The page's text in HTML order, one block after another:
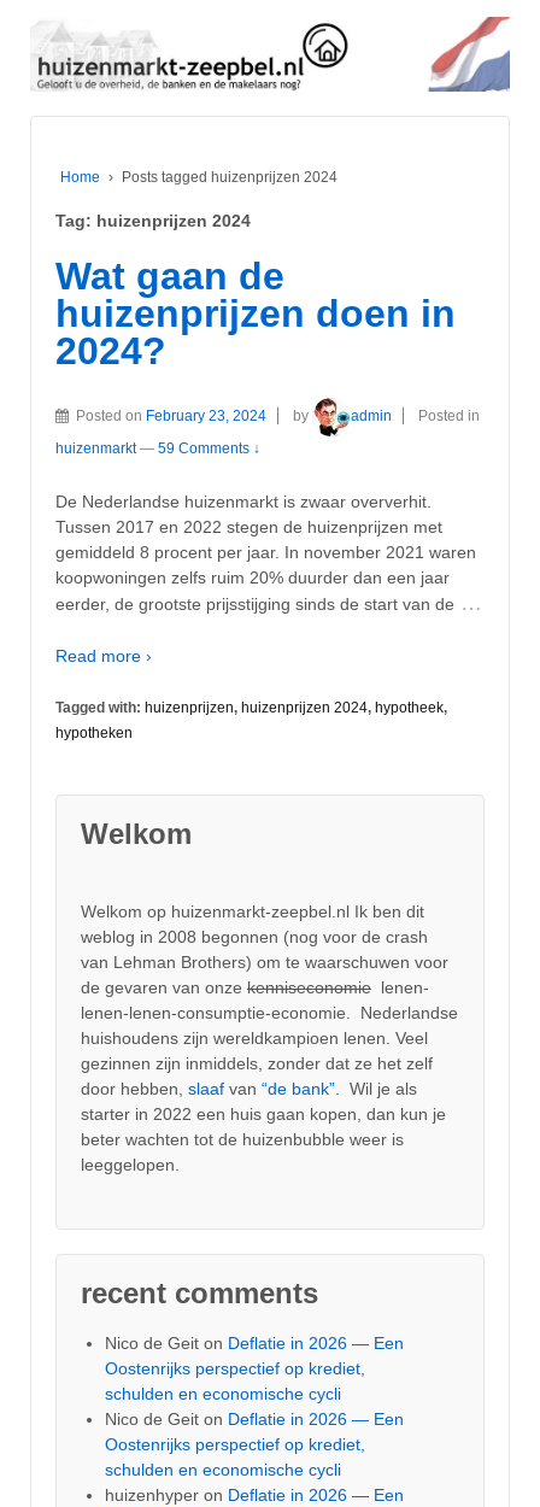
Home › Posts tagged huizenprijzen 2024
Tag: huizenprijzen 2024
Wat gaan de
huizenprijzen doen in
2024?
Posted on February 23, 2024 by admin
Posted in
huizenmarkt — 59 Comments ↓
De Nederlandse huizenmarkt is zwaar oververhit.
Tussen 2017 en 2022 stegen de huizenprijzen met
gemiddeld 8 procent per jaar. In november 2021 waren
koopwoningen zelfs ruim 20% duurder dan een jaar
eerder, de grootste prijsstijging sinds de start van de …
Read more ›
Tagged with: huizenprijzen, huizenprijzen 2024, hypotheek,
hypotheken
Welkom
Welkom op huizenmarkt-zeepbel.nl Ik ben dit
weblog in 2008 begonnen (nog voor de crash
van Lehman Brothers) om te waarschuwen voor
de gevaren van onze kenniseconomie lenen-
lenen-lenen-consumptie-economie. Nederlandse
huishoudens zijn wereldkampioen lenen. Veel
gezinnen zijn inmiddels, zonder dat ze het zelf
door hebben, slaaf van “de bank”.
Wil je als
starter in 2022 een huis gaan kopen, dan kun je
beter wachten tot de huizenbubble weer is
leeggelopen.
recent comments
Nico de Geit on Deflatie in 2026 — Een
Oostenrijks perspectief op krediet,
schulden en economische cycli
Nico de Geit on Deflatie in 2026 — Een
Oostenrijks perspectief op krediet,
schulden en economische cycli
huizenhyper on Deflatie in 2026 — Een